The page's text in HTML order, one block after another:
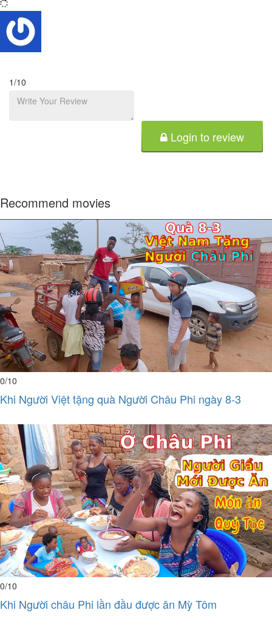
1/10
Login to review
Recommend movies
0/10
Khi Người Việt tặng quà Người Châu Phi ngày 8-3
0/10
Khi Người châu Phi lần đầu được ăn Mỳ Tôm